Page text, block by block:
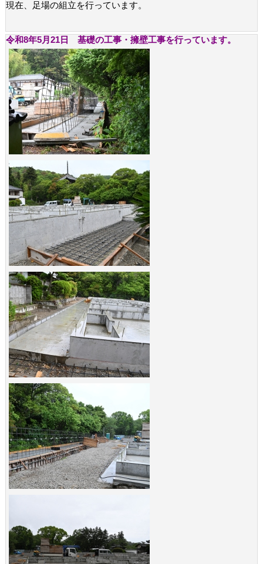
現在、足場の組立を行っています。
令和8年5月21日 基礎の工事・擁壁工事を行っています。